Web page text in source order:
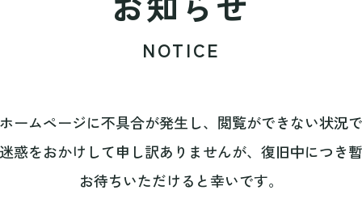
NOTICE
ームページに不具合が発生し、閲覧ができない状況で
惑をおかけして申し訳ありませんが、復旧中につき
お待ちいただけると幸いです。